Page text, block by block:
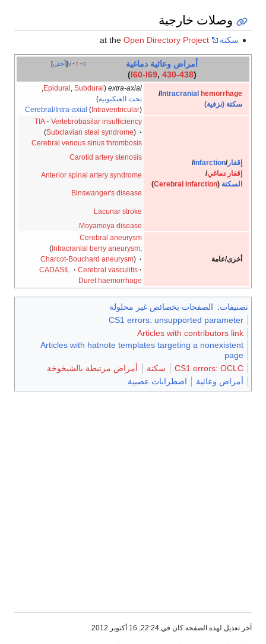
وصلات خارجية
سكتة at the
Open Directory Project
أخف v t e
أمراض وعائية دماغية
(
I60-I69, 430-438
)
Intracranial hemorrhage
/
سكتة (نزفية)
extra-axial
(
Epidural Subdural
تحت العنكبوتية)
Cerebral/Intra-axial (Intraventricular)
إقفار/
infarction
/
إقفار دماغي/
السكتة (
Cerebral infarction
)
TIA· Vertebrobasilar insufficiency
(Subclavian steal syndrome) ·
Cerebral venous sinus thrombosis
Carotid artery stenosis
Anterior spinal artery syndrome
Binswanger's disease
Lacunar stroke
Moyamoya disease
أخرى/عامة
Cerebral aneurysm
(Intracranial berry aneurysm,
Charcot-Bouchard aneurysm) ·
CADASIL
· Cerebral vasculitis·
Duret haemorrhage
تصنيفات: الصفحات بخصائص غير محلولة
CS1 errors: unsupported parameter
Articles with contributors link
Articles with hatnote templates targeting a nonexistent
page
CS1 errors: OCLC
سكتة
أمراض مرتبطة بالشيخوخة
أمراض وعائية
اضطرابات عصبية
آخر تعديل لهذه الصفحة كان في 22:24, 16 أكتوبر 2012.